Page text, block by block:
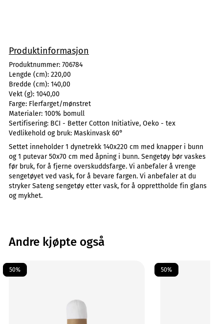
Produktinformasjon
Produktnummer: 706784
Lengde (cm): 220,00
Bredde (cm): 140,00
Vekt (g): 1040,00
Farge: Flerfarget/mønstret
Materialer: 100% bomull
Sertifisering: BCI - Better Cotton Initiative, Oeko - tex
Vedlikehold og bruk: Maskinvask 60°
Settet inneholder 1 dynetrekk 140x220 cm med knapper i bunn
og 1 putevar 50x70 cm med åpning i bunn. Sengetøy bør vaskes
før bruk, for å fjerne overskuddsfarge. Vi anbefaler å vrenge
sengetøyet ved vask, for å bevare fargen. Vi anbefaler at du
stryker Sateng sengetøy etter vask, for å opprettholde fin glans
og mykhet.
Andre kjøpte også
50% 50%